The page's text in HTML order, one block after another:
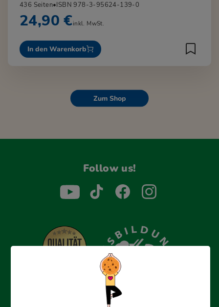
436 Seiten•ISBN 978-3-95624-139-0
24,90 €inkl. MwSt.
In den Warenkorb
Zum Shop
Follow us!
Erfolgreich bewerben mit Ausbildungspark: Wir